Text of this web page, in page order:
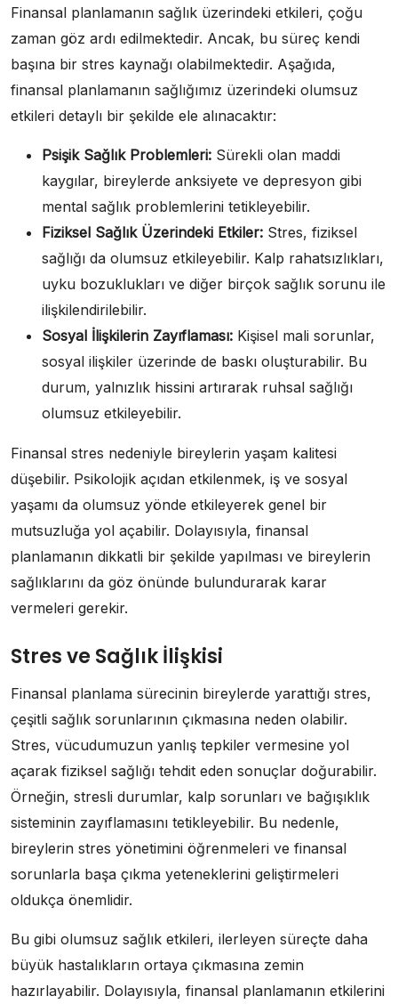
Finansal planlamanın sağlık üzerindeki etkileri, çoğu
zaman göz ardı edilmektedir. Ancak, bu süreç kendi
başına bir stres kaynağı olabilmektedir. Aşağıda,
finansal planlamanın sağlığımız üzerindeki olumsuz
etkileri detaylı bir şekilde ele alınacaktır:
Psişik Sağlık Problemleri: Sürekli olan maddi
kaygılar, bireylerde anksiyete ve depresyon gibi
mental sağlık problemlerini tetikleyebilir.
Fiziksel Sağlık Üzerindeki Etkiler: Stres, fiziksel
sağlığı da olumsuz etkileyebilir. Kalp rahatsızlıkları,
uyku bozuklukları ve diğer birçok sağlık sorunu ile
ilişkilendirilebilir.
Sosyal İlişkilerin Zayıflaması: Kişisel mali sorunlar,
sosyal ilişkiler üzerinde de baskı oluşturabilir. Bu
durum, yalnızlık hissini artırarak ruhsal sağlığı
olumsuz etkileyebilir.
Finansal stres nedeniyle bireylerin yaşam kalitesi
düşebilir. Psikolojik açıdan etkilenmek, iş ve sosyal
yaşamı da olumsuz yönde etkileyerek genel bir
mutsuzluğa yol açabilir. Dolayısıyla, finansal
planlamanın dikkatli bir şekilde yapılması ve bireylerin
sağlıklarını da göz önünde bulundurarak karar
vermeleri gerekir.
Stres ve Sağlık İlişkisi
Finansal planlama sürecinin bireylerde yarattığı stres,
çeşitli sağlık sorunlarının çıkmasına neden olabilir.
Stres, vücudumuzun yanlış tepkiler vermesine yol
açarak fiziksel sağlığı tehdit eden sonuçlar doğurabilir.
Örneğin, stresli durumlar, kalp sorunları ve bağışıklık
sisteminin zayıflamasını tetikleyebilir. Bu nedenle,
bireylerin stres yönetimini öğrenmeleri ve finansal
sorunlarla başa çıkma yeteneklerini geliştirmeleri
oldukça önemlidir.
Bu gibi olumsuz sağlık etkileri, ilerleyen süreçte daha
büyük hastalıkların ortaya çıkmasına zemin
hazırlayabilir. Dolayısıyla, finansal planlamanın etkilerini